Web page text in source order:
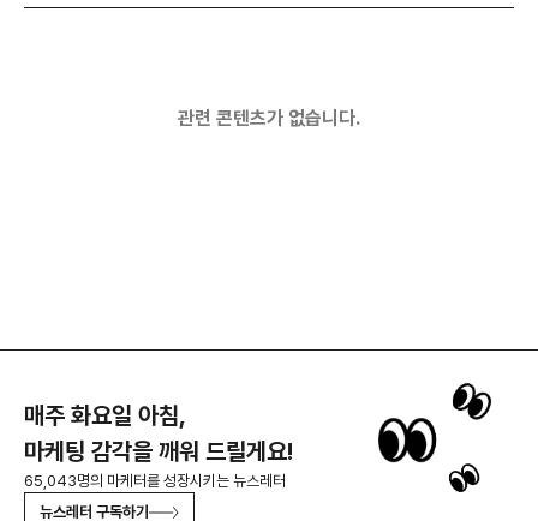
관련 콘텐츠가 없습니다.
매주 화요일 아침,
마케팅 감각을 깨워 드릴게요!
65,043명의 마케터를 성장시키는 뉴스레터
뉴스레터 구독하기